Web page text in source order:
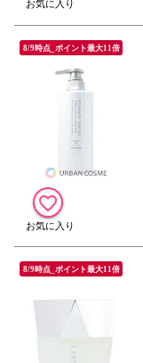
8/9時点_ポイント最大11倍
8/9時点_ポイント最大11倍